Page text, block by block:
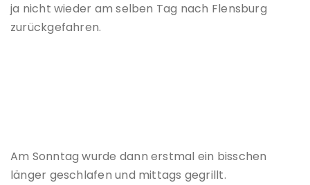
ja nicht wieder am selben Tag nach Flensburg
zurückgefahren.
Am Sonntag wurde dann erstmal ein bisschen
länger geschlafen und mittags gegrillt.